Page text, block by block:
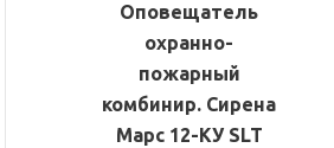
Оповещатель
охранно-
пожарный
комбинир. Сирена
Марс 12-КУ SLT